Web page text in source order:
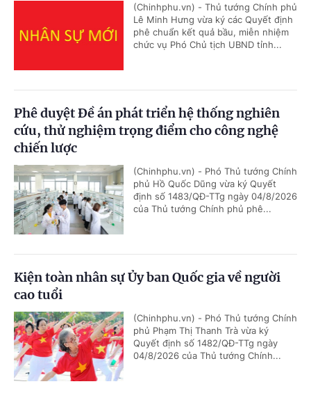
(Chinhphu.vn) - Thủ tướng Chính phủ
Lê Minh Hưng vừa ký các Quyết định
phê chuẩn kết quả bầu, miễn nhiệm
chức vụ Phó Chủ tịch UBND tỉnh...
Phê duyệt Đề án phát triển hệ thống nghiên
cứu, thử nghiệm trọng điểm cho công nghệ
chiến lược
(Chinhphu.vn) - Phó Thủ tướng Chính
phủ Hồ Quốc Dũng vừa ký Quyết
định số 1483/QĐ-TTg ngày 04/8/2026
của Thủ tướng Chính phủ phê...
Kiện toàn nhân sự Ủy ban Quốc gia về người
cao tuổi
(Chinhphu.vn) - Phó Thủ tướng Chính
phủ Phạm Thị Thanh Trà vừa ký
Quyết định số 1482/QĐ-TTg ngày
04/8/2026 của Thủ tướng Chính...